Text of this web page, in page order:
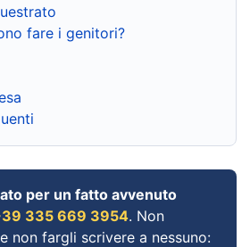
fare i genitori?
per un fatto avvenuto
335 669 3954. Non
non fargli scrivere a nessuno: